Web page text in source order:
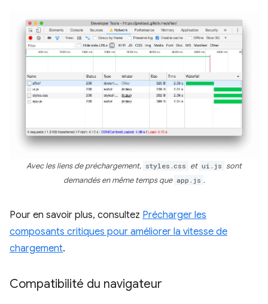
Avec les liens de préchargement, styles.css et ui.js sont
demandés en même temps que app.js .
Pour en savoir plus, consultez Précharger les
composants critiques pour améliorer la vitesse de
chargement.
Compatibilité du navigateur